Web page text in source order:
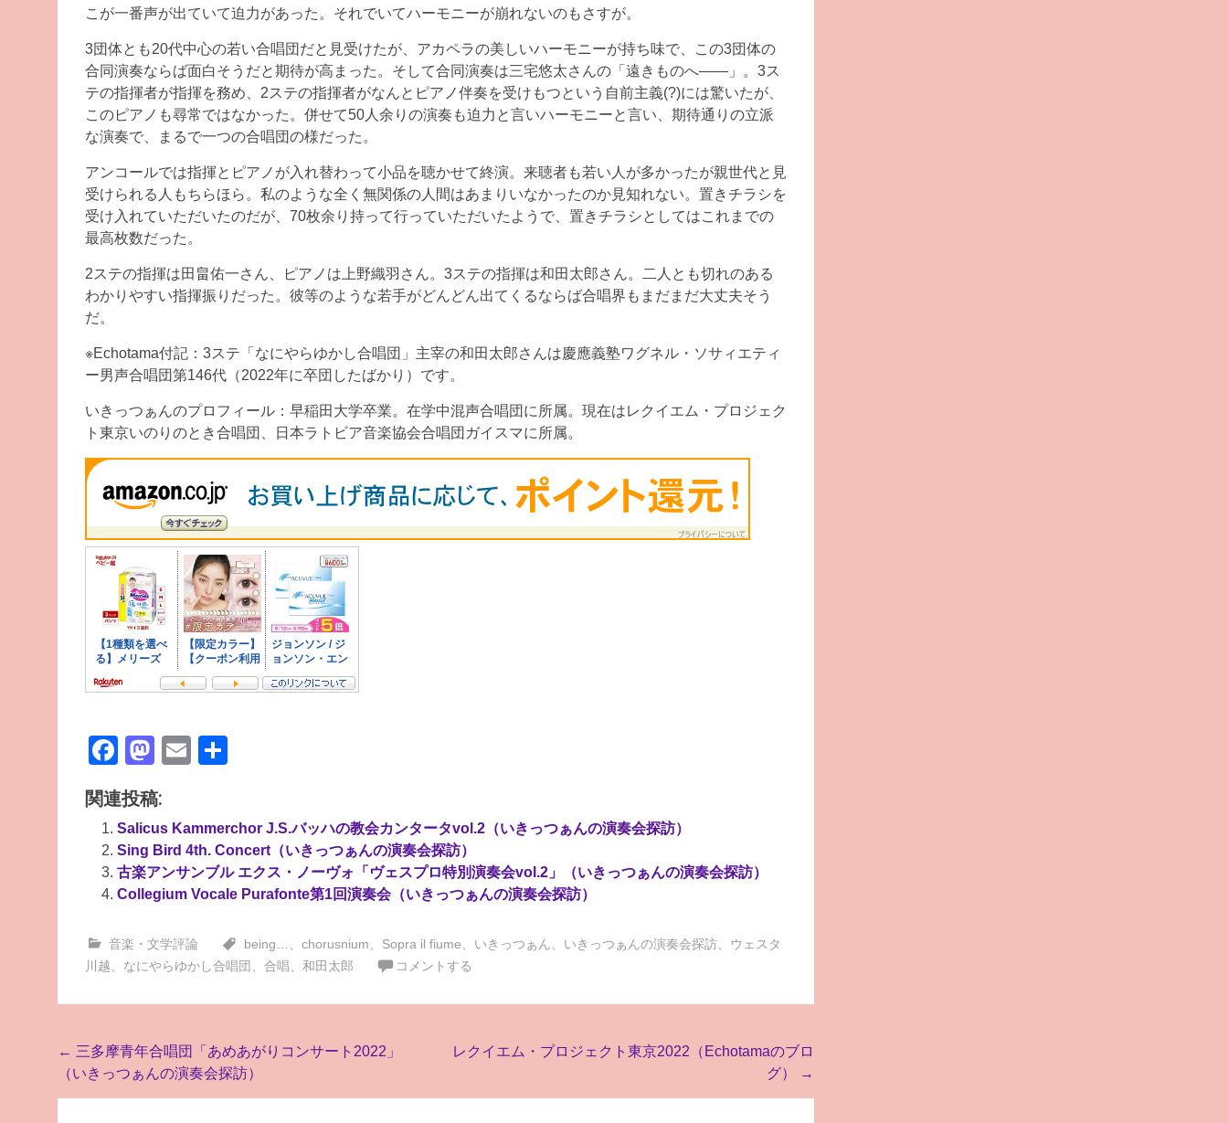
こが一番声が出ていて迫力があった。それでいてハーモニーが崩れないのもさすが。
3団体とも20代中心の若い合唱団だと見受けたが、アカペラの美しいハーモニーが持ち味で、この3団体の
合同演奏ならば面白そうだと期待が高まった。そして合同演奏は三宅悠太さんの「遠きものへ――」。3ス
テの指揮者が指揮を務め、2ステの指揮者がなんとピアノ伴奏を受けもつという自前主義(?)には驚いたが、
このピアノも尋常ではなかった。併せて50人余りの演奏も迫力と言いハーモニーと言い、期待通りの立派
な演奏で、まるで一つの合唱団の様だった。
アンコールでは指揮とピアノが入れ替わって小品を聴かせて終演。来聴者も若い人が多かったが親世代と見
受けられる人もちらほら。私のような全く無関係の人間はあまりいなかったのか見知れない。置きチラシを
受け入れていただいたのだが、70枚余り持って行っていただいたようで、置きチラシとしてはこれまでの
最高枚数だった。
2ステの指揮は田畠佑一さん、ピアノは上野織羽さん。3ステの指揮は和田太郎さん。二人とも切れのある
わかりやすい指揮振りだった。彼等のような若手がどんどん出てくるならば合唱界もまだまだ大丈夫そう
だ。
※Echotama付記：3ステ「なにやらゆかし合唱団」主宰の和田太郎さんは慶應義塾ワグネル・ソサィエティ
ー男声合唱団第146代（2022年に卒団したばかり）です。
いきっつぁんのプロフィール：早稲田大学卒業。在学中混声合唱団に所属。現在はレクイエム・プロジェク
ト東京いのりのとき合唱団、日本ラトビア音楽協会合唱団ガイスマに所属。
Facebook
Mastodon
Email
関連投稿:
Salicus Kammerchor J.S.バッハの教会カンタータvol.2（いきっつぁんの演奏会探訪）
Sing Bird 4th. Concert（いきっつぁんの演奏会探訪）
古楽アンサンブル エクス・ノーヴォ「ヴェスプロ特別演奏会vol.2」（いきっつぁんの演奏会探訪）
Collegium Vocale Purafonte第1回演奏会（いきっつぁんの演奏会探訪）
音楽・文学評論 being… chorusnium Sopra il fiume いきっつぁん いきっつぁんの演奏会探訪
ウェスタ
川越
なにやらゆかし合唱団 合唱 和田太郎 コメントする
投
稿
← 三多摩青年合唱団「あめあがりコンサート2022」
（いきっつぁんの演奏会探訪）
レクイエム・プロジェクト東京2022（Echotamaのブロ
グ）
→